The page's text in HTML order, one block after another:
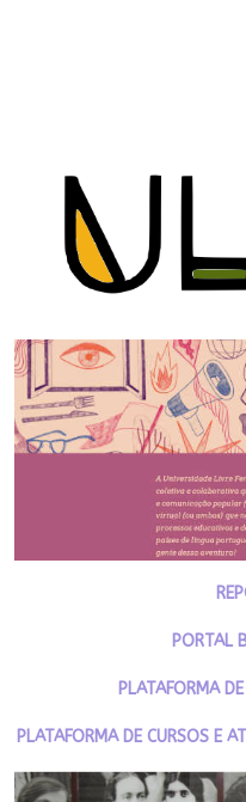
PORTAL
PLATAFORMA
PLATAFORMA DE CURSOS E